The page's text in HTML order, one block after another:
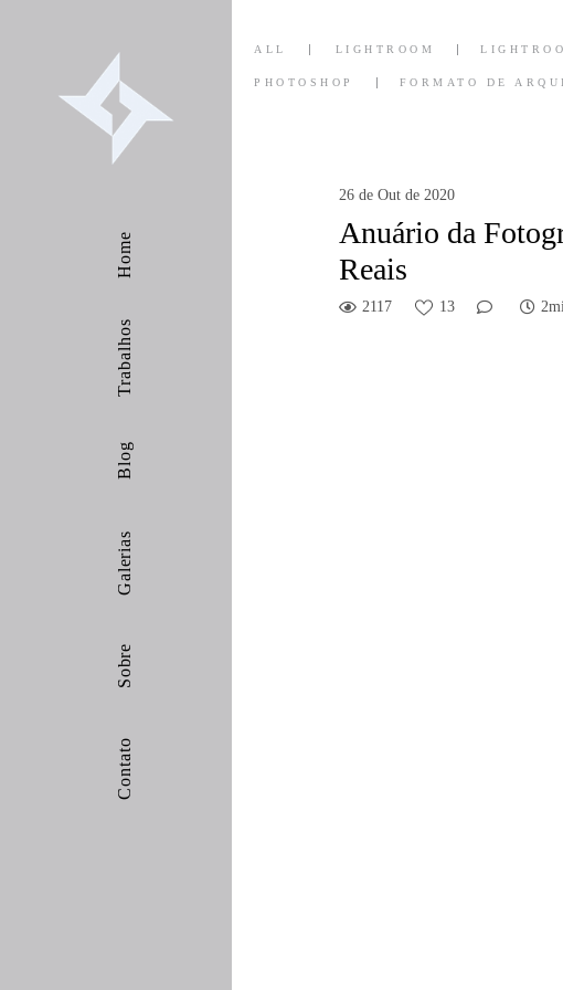
Home
Trabalhos
Blog
Galerias
Sobre
Contato
ALL LIGHTROOM
PHOTOSHOP FORMATO DE
26 de Out de 2020
Anuário da
Reais
2117 13